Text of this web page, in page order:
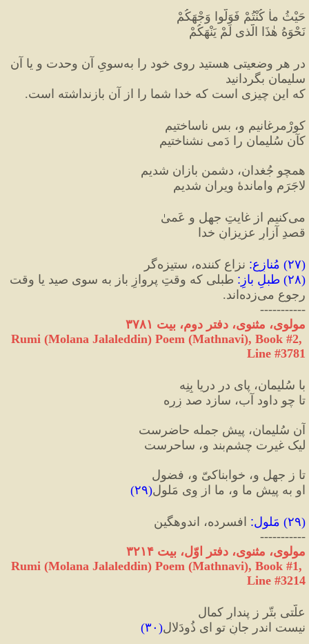
حَیْثُ ماٰ کُنْتُمْ فَوَلُّوا وَجْهَکُمْ
نَحْوَهُ هٰذَا الَّذی لَمْ یَنْهَکُمْ‏
سلیمان بگردانید
که این چیزی است که خدا شما را از آن بازنداشته‌ است.
کورْمرغانیم و، بس ناساختیم
کآن سُلیمان را دَمی نشناختیم‏
همچو جُغدان، دشمنِ بازان شدیم
لاجَرَم واماندهٔ‏ ویران شدیم
می‏‌کنیم از غایتِ جهل و عَمیٰ
قصدِ آزارِ عزیزانِ خدا
(۲۷) مُنازِع: نزاع کننده، ستیزه‌گر
(۲۸) طبلِ بازِ :
رجوع می‌زده‌اند.
-----------
مولوی، مثنوی، دفتر دوم، بیت ۳۷۸۱
Rumi (Molana Jalaleddin) Poem (Mathnavi), Book #2,
Line #3781
با سُلیمان، پای در دریا بِنِه
تا چو داود آب، سازد صد زِرِه‏
آن سُلیمان، پیشِ جمله حاضرست
لیک غیرت چشم‌بند و، ساحرست‏
تا ز جهل و، خوابناکیّ و، فضول
او به پیشِ ما و، ما از وِی مَلول‏(۲۹)
(۲۹) مَلول‏: افسرده، اندوهگین
-----------
مولوی، مثنوی، دفتر اوّل، بیت ۳۲۱۴
Rumi (Molana Jalaleddin) Poem (Mathnavi), Book #1,
Line #3214
علّتی بتّر ز پندارِ کمال
نیست اندر جانِ تو ای ذُودَلال( ۳۰)